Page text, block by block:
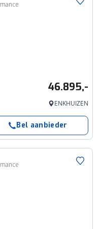
46.895,-
ENKHUIZEN
Bel aanbieder